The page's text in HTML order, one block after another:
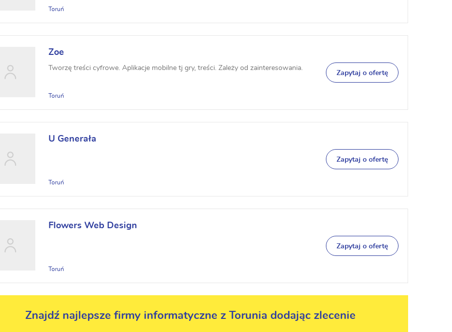
Toruń
Zoe
Tworzę treści cyfrowe. Aplikacje mobilne tj gry, treści. Zależy od zainteresowania.
Toruń
Zapytaj o ofertę
U Generała
Toruń
Zapytaj o ofertę
Flowers Web Design
Toruń
Zapytaj o ofertę
Znajdź najlepsze firmy informatyczne z Torunia dodając zlecenie